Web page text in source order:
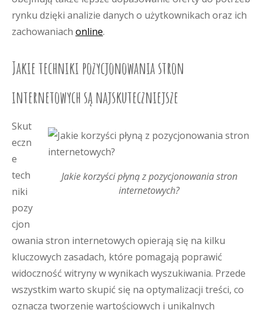
rynku dzięki analizie danych o użytkownikach oraz ich
zachowaniach online.
Jakie techniki pozycjonowania stron
internetowych są najskuteczniejsze
Jakie korzyści płyną z pozycjonowania stron
internetowych?
Skut
eczn
e
tech
niki
pozy
cjon
owania stron internetowych opierają się na kilku
kluczowych zasadach, które pomagają poprawić
widoczność witryny w wynikach wyszukiwania. Przede
wszystkim warto skupić się na optymalizacji treści, co
oznacza tworzenie wartościowych i unikalnych